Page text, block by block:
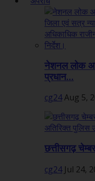
नेशनल लोक
प्रधान...
cg24Aug 5,
छत्तीसगढ़
cg24 Jul 24,